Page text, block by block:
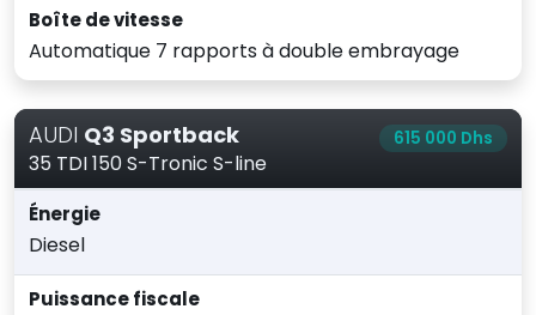
Boîte de vitesse
Automatique 7 rapports à double embrayage
AUDI Q3 Sportback
35 TDI 150 S-Tronic S-line
615 000 Dhs
Énergie
Diesel
Puissance fiscale